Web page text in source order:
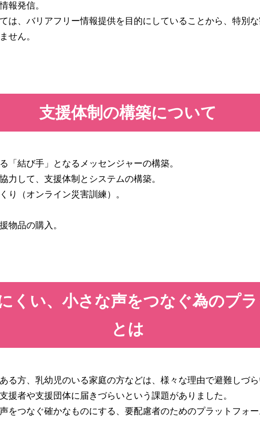
報発信。
は、バリアフリー情報提供を目的にしていることから、特別
せん。
支援体制の構築について
「結び手」となるメッセンジャーの構築。
力して、支援体制とシステムの構築。
り（オンライン災害訓練）。
物品の購入。
くい、小さな声をつなぐ為のプ
とは
る方、乳幼児のいる家庭の方などは、様々な理由で避難しづ
援者や支援団体に届きづらいという課題がありました。
をつなぐ確かなものにする、要配慮者のためのプラットフォー